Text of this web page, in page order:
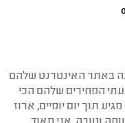
באתר האינטרנט שלהם
המחירים שלהם הכי
תוך יום יומיים, ארוז
וטובה. אני מאוד